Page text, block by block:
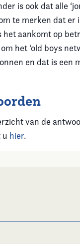
is ook dat alle
te merken dat er
het aankomt op
het ‘old boys
en dat is een
van de
u hier.